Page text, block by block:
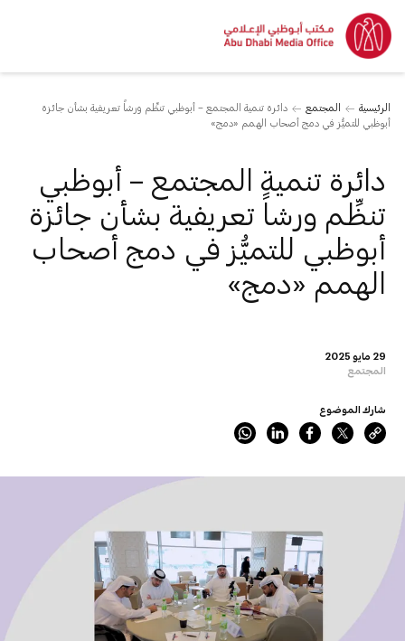
الرئيسية المجتمع
دائرة تنمية المجتمع – أبوظبي تنظِّم ورشاً تعريفية بشأن جائزة
أبوظبي للتميُّز في دمج أصحاب الهمم «دمج»
29 مايو 2025
المجتمع
دائرة تنمية المجتمع – أبوظبي
تنظِّم ورشاً تعريفية بشأن جائزة
أبوظبي للتميُّز في دمج أصحاب
الهمم «دمج»
شارك الموضوع